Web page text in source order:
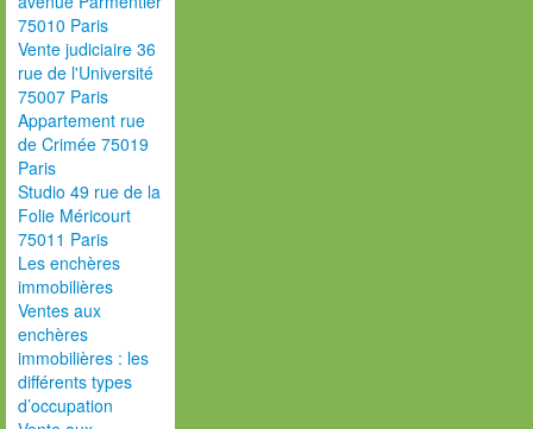
75010 Paris
Vente judiciaire 36
rue de l'Université
75007 Paris
Appartement rue
de Crimée 75019
Paris
Studio 49 rue de la
Folie Méricourt
75011 Paris
Les enchères
immobilières
Ventes aux
enchères
immobilières : les
différents types
d’occupation